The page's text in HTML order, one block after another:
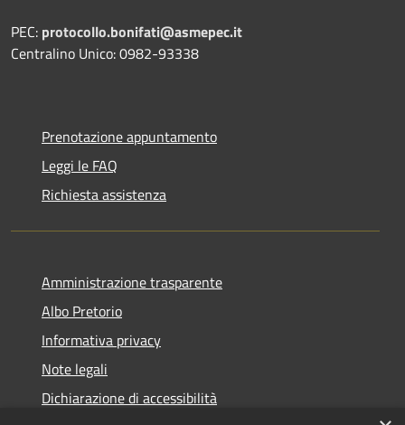
PEC: protocollo.bonifati@asmepec.it
Centralino Unico: 0982-93338
Prenotazione appuntamento
Leggi le FAQ
Richiesta assistenza
Amministrazione trasparente
Albo Pretorio
Informativa privacy
Note legali
Dichiarazione di accessibilità